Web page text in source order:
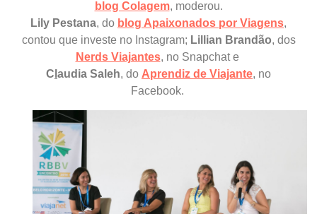
blog Colagem, moderou.
Lily Pestana, do blog Apaixonados por Viagens,
contou que investe no Instagram; Lillian Brandão, dos
Nerds Viajantes, no Snapchat e
C audia Saleh, do Aprendiz de Viajante, no
Facebook.